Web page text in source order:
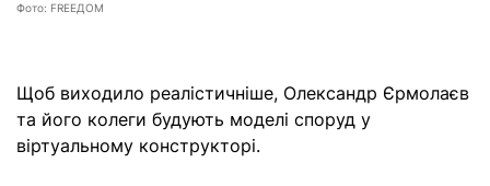
Фото: FREEДОМ
Щоб виходило реалістичніше, Олександр Єрмолаєв
та його колеги будують моделі споруд у
віртуальному конструкторі.